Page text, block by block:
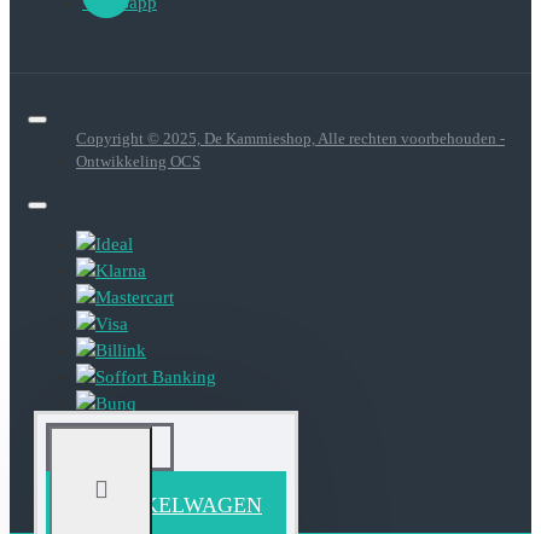
IN WINKELWAGEN
Copyright © 2025, De Kammieshop, Alle rechten voorbehouden -
Ontwikkeling OCS